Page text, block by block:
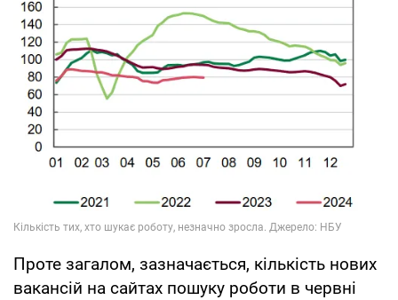
Проте загалом, зазначається, кількість нових
вакансій на сайтах пошуку роботи в червні